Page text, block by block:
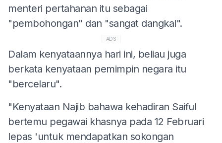
menteri pertahanan itu sebagai
"pembohongan" dan "sangat dangkal".
ADS
Dalam kenyataannya hari ini, beliau juga
berkata kenyataan pemimpin negara itu
"bercelaru".
"Kenyataan Najib bahawa kehadiran Saiful
bertemu pegawai khasnya pada 12 Februari
lepas 'untuk mendapatkan sokongan